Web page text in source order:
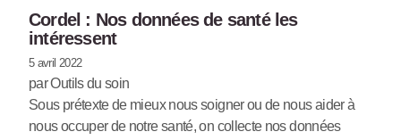
Cordel : Nos données de santé les
intéressent
5 avril 2022
par Outils du soin
Sous prétexte de mieux nous soigner ou de nous aider à
nous occuper de notre santé, on collecte nos données